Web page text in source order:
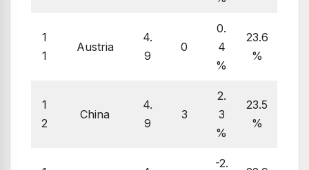
1
1
Austria
4.
9
0
0.
4
%
23.6
%
1
2
China
4.
9
3
2.
3
%
23.5
%
-2.